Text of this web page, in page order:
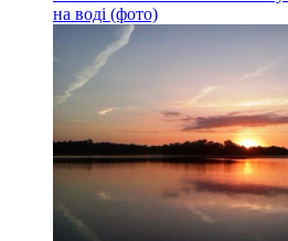
на воді (фото)